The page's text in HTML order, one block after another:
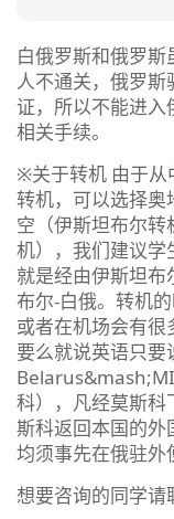
白俄罗斯和俄罗
人不通关，俄罗
证，所以不能进入
相关手续。
※关于转机 由于从
转机，可以选择奥
空（伊斯坦布尔
机），我们建议学
就是经由伊斯坦布
布尔-白俄。转机
或者在机场会有很
要么就说英语只
科），凡经莫斯科
斯科返回本国的外
均须事先在俄驻外
想要咨询的同学请